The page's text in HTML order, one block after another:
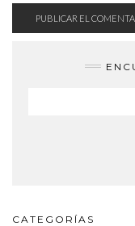
CATEGORÍAS